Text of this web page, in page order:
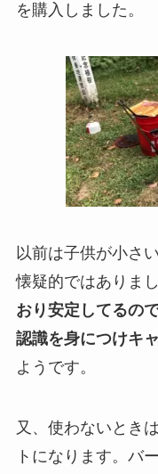
を購入しました。
以前は子供が小さ
懐疑的ではありま
おり安定してるので
認識を身につけキ
ようです。
又、使わないとき
トになります。バ